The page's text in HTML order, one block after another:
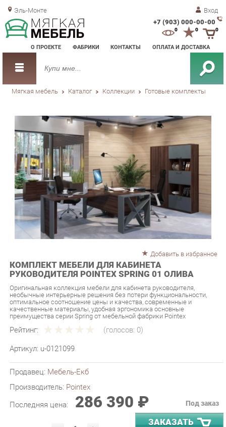
Эль-Монте Вход
+7 (903) 000-00-00
О ПРОЕКТЕ ФАБРИКИ КОНТАКТЫ ОПЛАТА И ДОСТАВКА
0 0
Мягкая мебель Каталог Коллекции Готовые комплекты
КОМПЛЕКТ МЕБЕЛИ ДЛЯ КАБИНЕТА
РУКОВОДИТЕЛЯ POINTEX SPRING 01 ОЛИВА
Оригинальная коллекция мебели для кабинета руководителя,
оптимальное соотношение цены и качества, современные и
качественные материалы, удобная эргономика основные
преимущества серии Spring от мебельной фабрики Pointex
Рейтинг: (голосов:0)
Артикул: u-0121099
Производитель:Pointex
Последняя цена: 286 390 ₽
- ЗАКАЗАТЬ